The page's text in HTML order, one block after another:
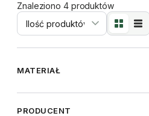
Znaleziono 4 produktów
MATERIAŁ
PRODUCENT